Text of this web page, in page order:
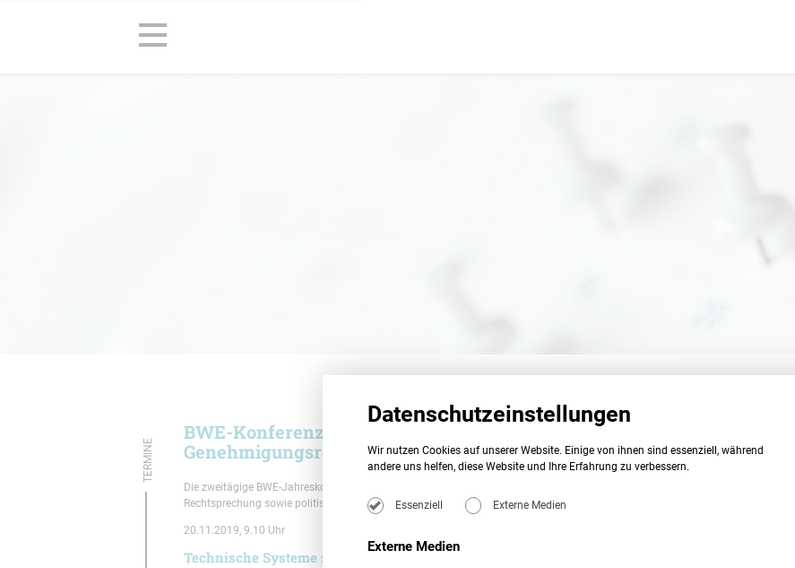
TERMINE
BWE-Konferenz Windenergierecht – Brennpunkt: Planungs- und
Genehmigungsrecht 2019
Die zweitägige BWE-Jahreskonferenz Windenergierecht informiert über aktuelle Herausforderungen, richtungsweisende
Rechtsprechung sowie politische Entwicklungen im Planungs- und Genehmigungsrecht für Windenergieanlagen.
20.11.2019, 9.10 Uhr
Technische Systeme zur Vogeldetektion – Juristische Perspektive
Datenschutzeinstellungen
Wir nutzen Cookies auf unserer Website. Einige von ihnen sind essenziell, während
andere uns helfen, diese Website und Ihre Erfahrung zu verbessern.
Essenziell Externe Medien
Externe Medien